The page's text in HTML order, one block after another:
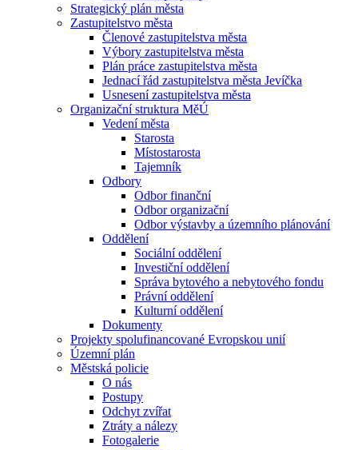
Strategický plán města
Zastupitelstvo města
Členové zastupitelstva města
Výbory zastupitelstva města
Plán práce zastupitelstva města
Jednací řád zastupitelstva města Jevíčka
Usnesení zastupitelstva města
Organizační struktura MěÚ
Vedení města
Starosta
Místostarosta
Tajemník
Odbory
Odbor finanční
Odbor organizační
Odbor výstavby a územního plánování
Oddělení
Sociální oddělení
Investiční oddělení
Správa bytového a nebytového fondu
Právní oddělení
Kulturní oddělení
Dokumenty
Projekty spolufinancované Evropskou unií
Územní plán
Městská policie
O nás
Postupy
Odchyt zvířat
Ztráty a nálezy
Fotogalerie